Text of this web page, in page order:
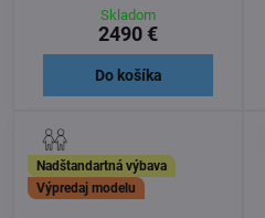
Skladom
2490 €
Do košíka
Nadštandartná výbava
Výpredaj modelu